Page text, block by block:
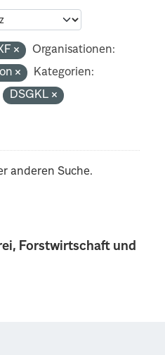
Forstwirtschaft und
Organisationen:
Kategorien:
DSGKL
anderen Suche.